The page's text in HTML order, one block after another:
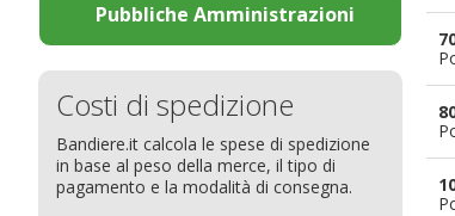
Bandiere Pubblicitarie
Natale e altre festività
Bandiere etniche e religiose
Bandiere per sbandieratori
Bandiere per barche
Bandiere per hotel
Bandiere per eventi
Bandiere per biciclette
Bandiere per autosaloni
La bandiera
Come disporre le bandiere
Dimensioni delle bandiere
Come piegare il tricolore
Pubbliche Amministrazioni
Costi di spedizione
Bandiere.it calcola le spese di spedizione
in base al peso della merce, il tipo di
pagamento e la modalità di consegna.